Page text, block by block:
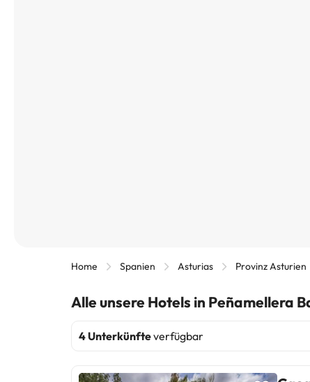
Home Spanien Asturias Provinz Asturien
Alle unsere Hotels in Peñamellera
4 Unterkünfteverfügbar